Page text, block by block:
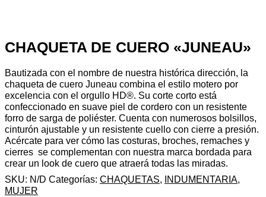
CHAQUETA DE CUERO «JUNEAU»
Bautizada con el nombre de nuestra histórica dirección, la
chaqueta de cuero Juneau combina el estilo motero por
excelencia con el orgullo HD®. Su corte corto está
confeccionado en suave piel de cordero con un resistente
forro de sarga de poliéster. Cuenta con numerosos bolsillos,
cinturón ajustable y un resistente cuello con cierre a presión.
Acércate para ver cómo las costuras, broches, remaches y
cierres se complementan con nuestra marca bordada para
crear un look de cuero que atraerá todas las miradas.
SKU: N/D Categorías: CHAQUETAS, INDUMENTARIA,
MUJER